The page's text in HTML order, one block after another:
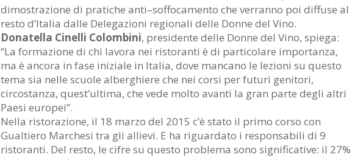
dimostrazione di pratiche anti–soffocamento che verranno poi diffuse al
resto d’Italia dalle Delegazioni regionali delle Donne del Vino.
Donatella Cinelli Colombini, presidente delle Donne del Vino, spiega:
“La formazione di chi lavora nei ristoranti è di particolare importanza,
ma è ancora in fase iniziale in Italia, dove mancano le lezioni su questo
tema sia nelle scuole alberghiere che nei corsi per futuri genitori,
circostanza, quest’ultima, che vede molto avanti la gran parte degli altri
Paesi europei”.
Nella ristorazione, il 18 marzo del 2015 c’è stato il primo corso con
Gualtiero Marchesi tra gli allievi. E ha riguardato i responsabili di 9
ristoranti. Del resto, le cifre su questo problema sono significative: il 27%